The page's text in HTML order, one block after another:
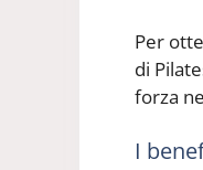
Per
di
forza
I